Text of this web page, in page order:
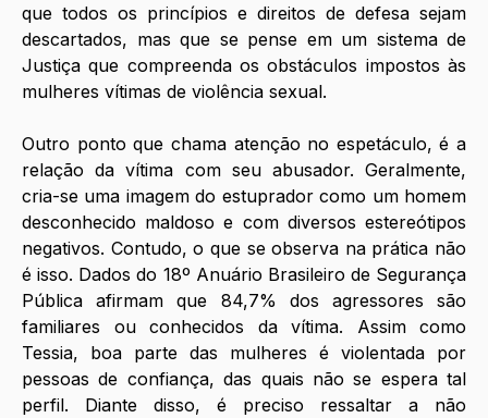
que todos os princípios e direitos de defesa sejam
descartados, mas que se pense em um sistema de
Justiça que compreenda os obstáculos impostos às
mulheres vítimas de violência sexual.
Outro ponto que chama atenção no espetáculo, é a
relação da vítima com seu abusador. Geralmente,
cria-se uma imagem do estuprador como um homem
desconhecido maldoso e com diversos estereótipos
negativos. Contudo, o que se observa na prática não
é isso. Dados do 18º Anuário Brasileiro de Segurança
Pública afirmam que 84,7% dos agressores são
familiares ou conhecidos da vítima. Assim como
Tessia, boa parte das mulheres é violentada por
pessoas de confiança, das quais não se espera tal
perfil. Diante disso, é preciso ressaltar a não